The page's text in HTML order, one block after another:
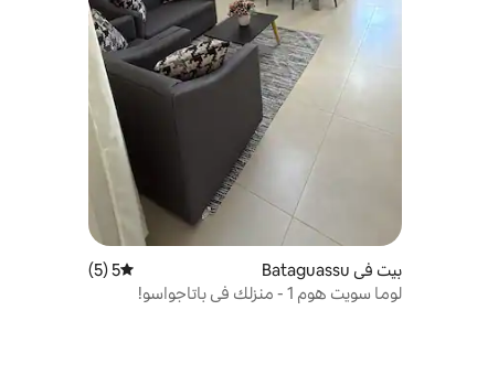
بيت في Bataguassu متوسط التقييم 5 من 5، 5 مراجعات
5 (5)
لوما سويت هوم 1 - منزلك في باتاجواسو!